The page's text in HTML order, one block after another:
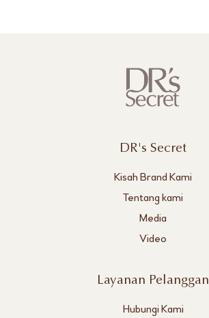
DR's Secret
Kisah Brand Kami
Tentang kami
Media
Video
Layanan Pelanggan
Hubungi Kami